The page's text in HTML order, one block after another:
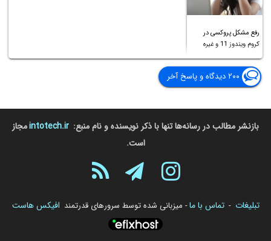
رفع مشکل پروکسی در
کروم ویندوز 11 و غیره
۲۰۰ دیدگاه و پاسخ آخر
بازنشر مطالب در رسانه‌ها تنها با ذکر نویسنده و نام منبع: intotech.irمجاز
است.
تبلیغات - تماس با ما- میزبانی شده توسط سرورهای قدرتمند افیکس هاست